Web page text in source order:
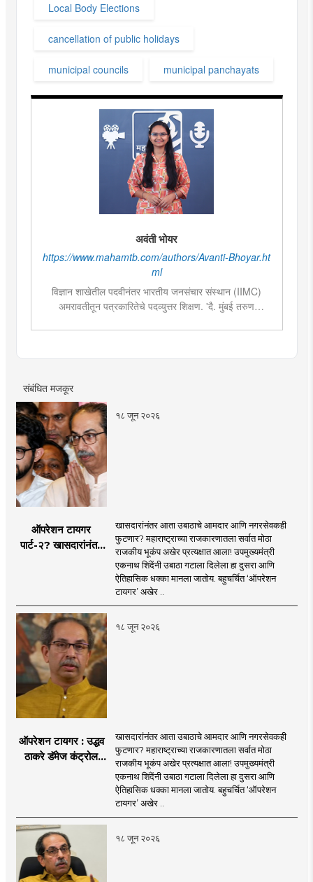
Local Body Elections
cancellation of public holidays
municipal councils municipal panchayats
अवंती भोयर
https://www.mahamtb.com/authors/Avanti-Bhoyar.ht
ml
विज्ञान शाखेतील पदवीनंतर भारतीय जनसंचार संस्थान (IIMC)
अमरावतीतून पत्रकारितेचे पदव्युत्तर शिक्षण. 'दै. मुंबई तरुण
राजकारण या विषयात विशेष रस. हस्तकला, संगीत आणि कविता
संबंधित मजकूर
१८ जून २०२६
ऑपरेशन टायगर
पार्ट-२? खासदारांनंतर
खासदारांनंतर आता उबाठाचे आमदार आणि नगरसेवकही
फुटणार? महाराष्ट्राच्या राजकारणातला सर्वात मोठा
राजकीय भूकंप अखेर प्रत्यक्षात आला! उपमुख्यमंत्री
एकनाथ शिंदेंनी उबाठा गटाला दिलेला हा दुसरा आणि
ऐतिहासिक धक्का मानला जातोय. बहुचर्चित ‘ऑपरेशन
टायगर’ अखेर ..
१८ जून २०२६
ऑपरेशन टायगर : उद्धव
ठाकरे डॅमेज कंट्रोल
शिंदेंकडे जाण्याच्या चर्चा
सुरू
खासदारांनंतर आता उबाठाचे आमदार आणि नगरसेवकही
फुटणार? महाराष्ट्राच्या राजकारणातला सर्वात मोठा
राजकीय भूकंप अखेर प्रत्यक्षात आला! उपमुख्यमंत्री
एकनाथ शिंदेंनी उबाठा गटाला दिलेला हा दुसरा आणि
ऐतिहासिक धक्का मानला जातोय. बहुचर्चित ‘ऑपरेशन
टायगर’ अखेर ..
१८ जून २०२६